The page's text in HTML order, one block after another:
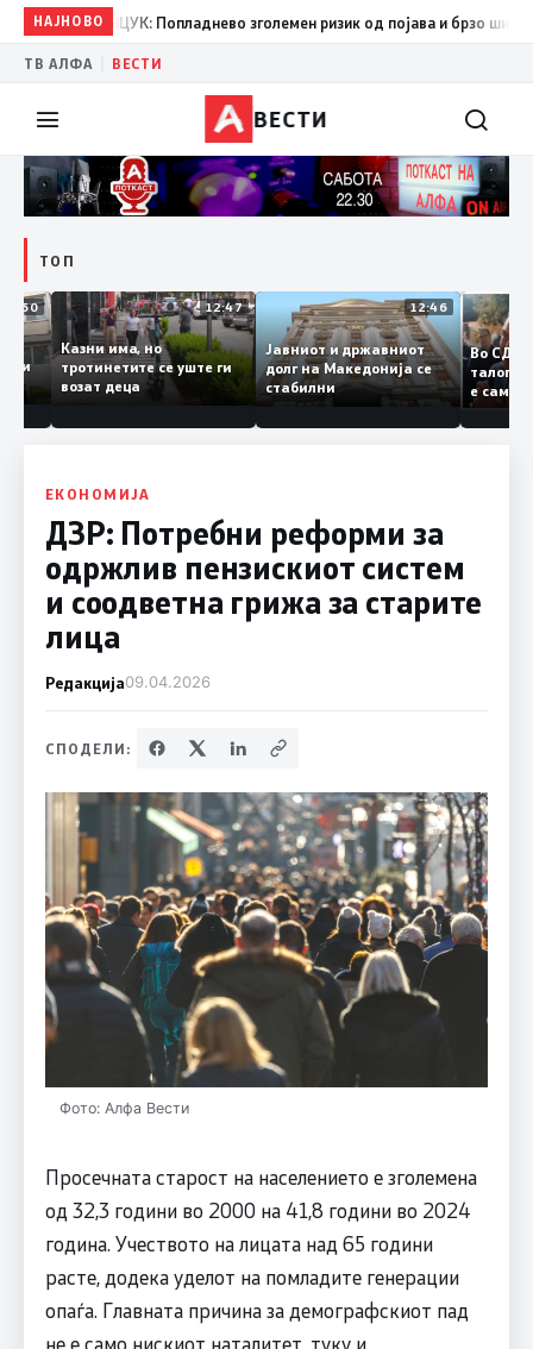
НАЈНОВО
08:38ЦУК: Попладнево зголемен ризик од појава и брзо ширење на
ТВ АЛФА ВЕСТИ
ВЕСТИ
ТОП
12:50
и
12:47
Казни има, но
тротинетите се уште ги
возат деца
12:46
Јавниот и државниот
долг на Македонија се
стабилни
Во
е
Заев
ЕКОНОМИЈА
ДЗР: Потребни реформи за
одржлив пензискиот систем
и соодветна грижа за старите
лица
Редакција09.04.2026
СПОДЕЛИ:
Фото: Алфа Вести
Просечната старост на населението е зголемена
од 32,3 години во 2000 на 41,8 години во 2024
година. Учеството на лицата над 65 години
расте, додека уделот на помладите генерации
опаѓа. Главната причина за демографскиот пад
не е само нискиот наталитет, туку и